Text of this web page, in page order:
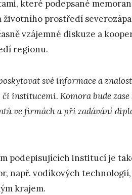
které podepsané
životního prostředí
vzájemné diskuze a
regionu.
své informace a znalos
či institucemi. Komora bude
ve firmách a při zadávání
podepisujících institucí je
např. vodíkových
krajem.